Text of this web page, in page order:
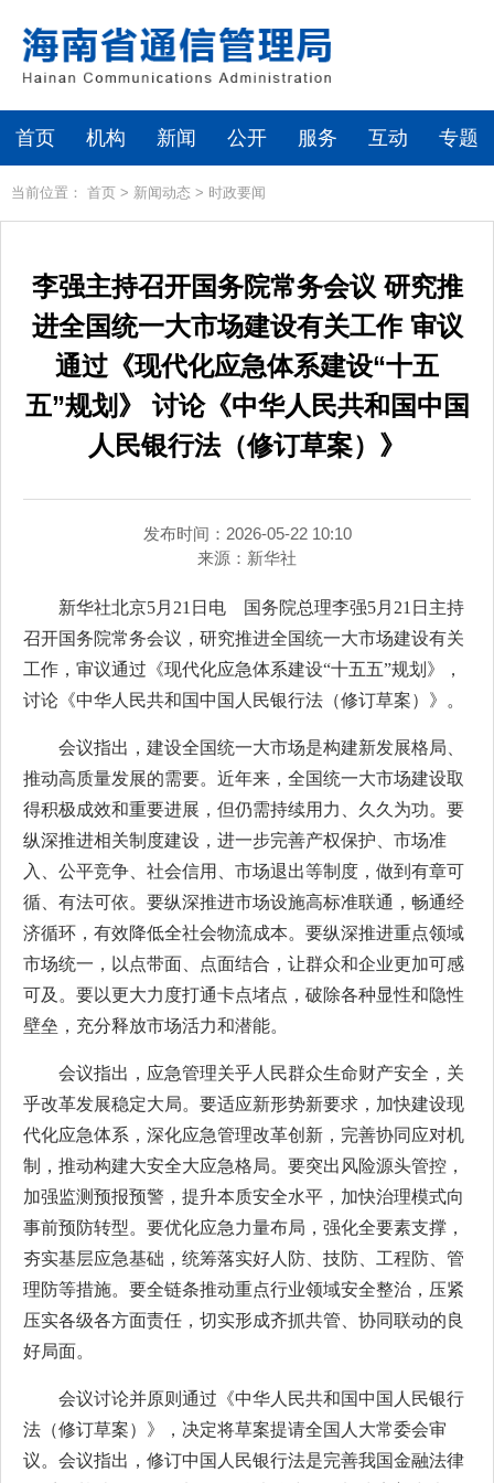
首页 机构 新闻 公开 服务 互动 专题
当前位置： 首页 > 新闻动态 > 时政要闻
李强主持召开国务院常务会议 研究推
进全国统一大市场建设有关工作 审议
通过《现代化应急体系建设“十五
五”规划》 讨论《中华人民共和国中国
人民银行法（修订草案）》
发布时间：2026-05-22 10:10
来源： 新华社
新华社北京5月21日电 国务院总理李强5月21日主持
召开国务院常务会议，研究推进全国统一大市场建设有关
工作，审议通过《现代化应急体系建设“十五五”规划》，
讨论《中华人民共和国中国人民银行法（修订草案）》。
会议指出，建设全国统一大市场是构建新发展格局、
推动高质量发展的需要。近年来，全国统一大市场建设取
得积极成效和重要进展，但仍需持续用力、久久为功。要
纵深推进相关制度建设，进一步完善产权保护、市场准
入、公平竞争、社会信用、市场退出等制度，做到有章可
循、有法可依。要纵深推进市场设施高标准联通，畅通经
济循环，有效降低全社会物流成本。要纵深推进重点领域
市场统一，以点带面、点面结合，让群众和企业更加可感
可及。要以更大力度打通卡点堵点，破除各种显性和隐性
壁垒，充分释放市场活力和潜能。
会议指出，应急管理关乎人民群众生命财产安全，关
乎改革发展稳定大局。要适应新形势新要求，加快建设现
代化应急体系，深化应急管理改革创新，完善协同应对机
制，推动构建大安全大应急格局。要突出风险源头管控，
加强监测预报预警，提升本质安全水平，加快治理模式向
事前预防转型。要优化应急力量布局，强化全要素支撑，
夯实基层应急基础，统筹落实好人防、技防、工程防、管
理防等措施。要全链条推动重点行业领域安全整治，压紧
压实各级各方面责任，切实形成齐抓共管、协同联动的良
好局面。
会议讨论并原则通过《中华人民共和国中国人民银行
法（修订草案）》，决定将草案提请全国人大常委会审
议。会议指出，修订中国人民银行法是完善我国金融法律